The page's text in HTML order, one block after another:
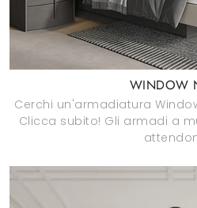
WINDOW
Cerchi un'armadiatura
Clicca subito! Gli armadi a